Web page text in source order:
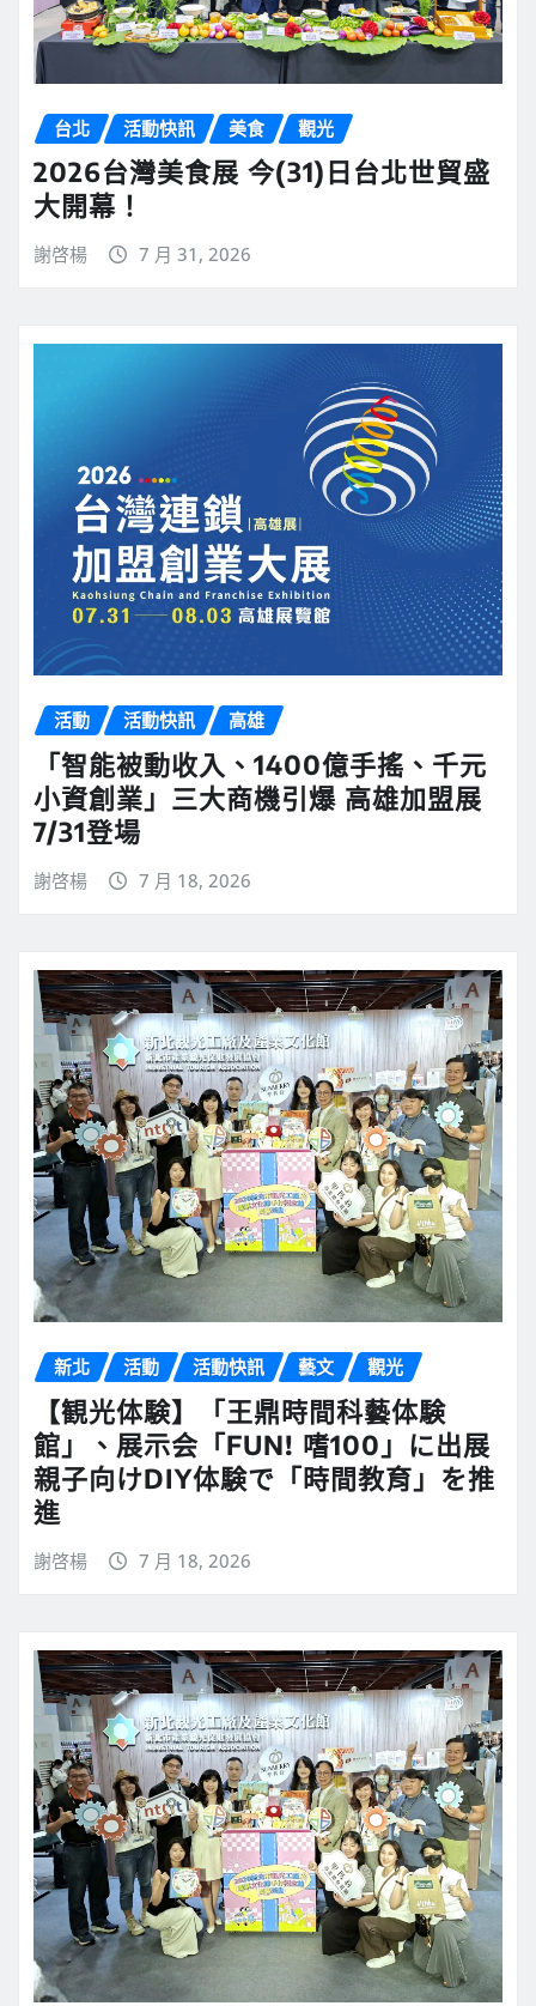
台北 活動快訊 美食 觀光
2026台灣美食展 今(31)日台北世貿盛
大開幕！
謝啓楊 7 月 31, 2026
活動 活動快訊 高雄
「智能被動收入、1400億手搖、千元
小資創業」三大商機引爆 高雄加盟展
7/31登場
謝啓楊 7 月 18, 2026
新北 活動 活動快訊 藝文 觀光
【観光体験】「王鼎時間科藝体験
館」、展示会「FUN! 嗜100」に出展
親子向けDIY体験で「時間教育」を推
進
謝啓楊 7 月 18, 2026